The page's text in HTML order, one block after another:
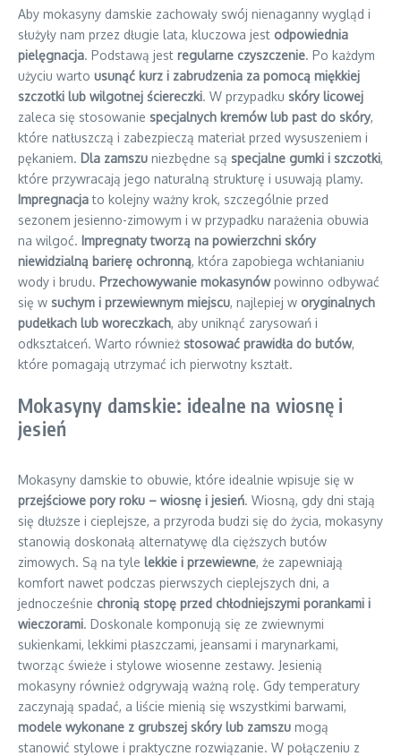
Aby mokasyny damskie zachowały swój nienaganny wygląd i
służyły nam przez długie lata, kluczowa jest odpowiednia
pielęgnacja. Podstawą jest regularne czyszczenie. Po każdym
użyciu warto usunąć kurz i zabrudzenia za pomocą miękkiej
szczotki lub wilgotnej ściereczki. W przypadku skóry licowej
zaleca się stosowanie specjalnych kremów lub past do skóry,
które natłuszczą i zabezpieczą materiał przed wysuszeniem i
pękaniem. Dla zamszu niezbędne są specjalne gumki i szczotki,
które przywracają jego naturalną strukturę i usuwają plamy.
Impregnacjato kolejny ważny krok, szczególnie przed
sezonem jesienno-zimowym i w przypadku narażenia obuwia
na wilgoć. Impregnaty tworzą na powierzchni skóry
niewidzialną barierę ochronną, która zapobiega wchłanianiu
wody i brudu. Przechowywanie mokasynówpowinno odbywać
się w suchym i przewiewnym miejscu, najlepiej w oryginalnych
pudełkach lub woreczkach, aby uniknąć zarysowań i
odkształceń. Warto również stosować prawidła do butów,
które pomagają utrzymać ich pierwotny kształt.
Mokasyny damskie: idealne na wiosnę i
jesień
Mokasyny damskie to obuwie, które idealnie wpisuje się w
przejściowe pory roku – wiosnę i jesień. Wiosną, gdy dni stają
się dłuższe i cieplejsze, a przyroda budzi się do życia, mokasyny
stanowią doskonałą alternatywę dla cięższych butów
zimowych. Są na tyle lekkie i przewiewne, że zapewniają
komfort nawet podczas pierwszych cieplejszych dni, a
jednocześnie chronią stopę przed chłodniejszymi porankami i
wieczorami. Doskonale komponują się ze zwiewnymi
sukienkami, lekkimi płaszczami, jeansami i marynarkami,
tworząc świeże i stylowe wiosenne zestawy. Jesienią
mokasyny również odgrywają ważną rolę. Gdy temperatury
zaczynają spadać, a liście mienią się wszystkimi barwami,
modele wykonane z grubszej skóry lub zamszu mogą
stanowić stylowe i praktyczne rozwiązanie. W połączeniu z